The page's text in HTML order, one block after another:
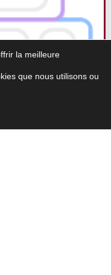
la meilleure
que nous utilisons ou